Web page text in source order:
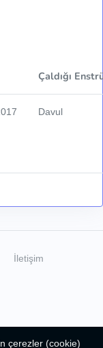
Çaldığı
Davul
İletişim
çerezler (cookie)